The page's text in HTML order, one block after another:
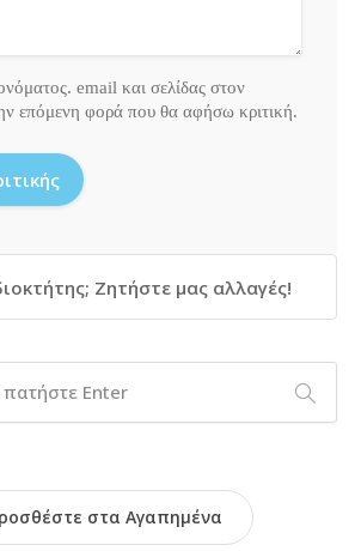
email και σελίδας στον
επόμενη φορά που θα αφήσω κριτική.
Ζητήστε μας αλλαγές!
στα Αγαπημένα